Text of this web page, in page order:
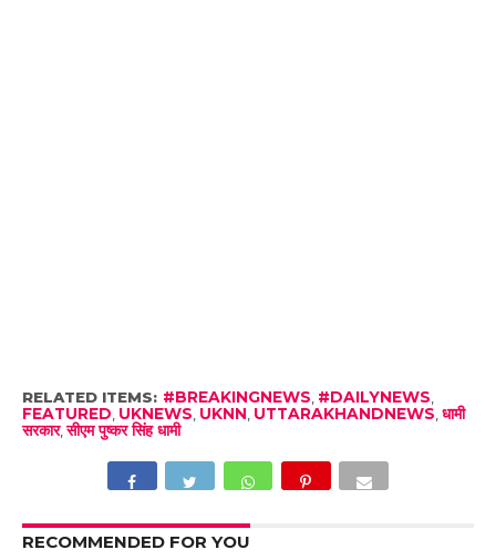
RELATED ITEMS: #BREAKINGNEWS #DAILYNEWS
FEATURED UKNEWS UKNN UTTARAKHANDNEWS धामी
सरकार,सीएम पुष्कर सिंह धामी
RECOMMENDED FOR YOU